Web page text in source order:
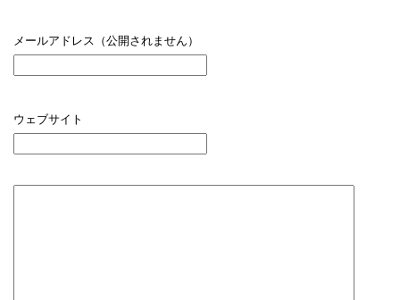
メールアドレス（公開されません）
ウェブサイト